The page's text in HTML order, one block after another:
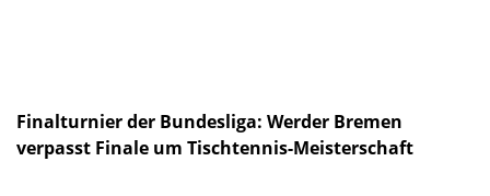
Finalturnier der Bundesliga: Werder Bremen
verpasst Finale um Tischtennis-Meisterschaft